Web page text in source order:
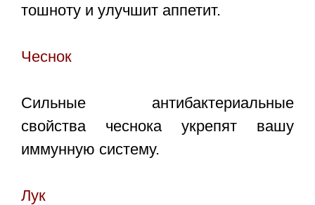
тошноту и улучшит аппетит.
Чеснок
Сильные антибактериальные
свойства чеснока укрепят вашу
иммунную систему.
Лук